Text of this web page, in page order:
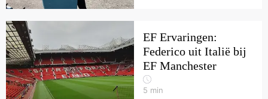
EF Ervaringen:
Federico uit Italië bij
EF Manchester
5 min